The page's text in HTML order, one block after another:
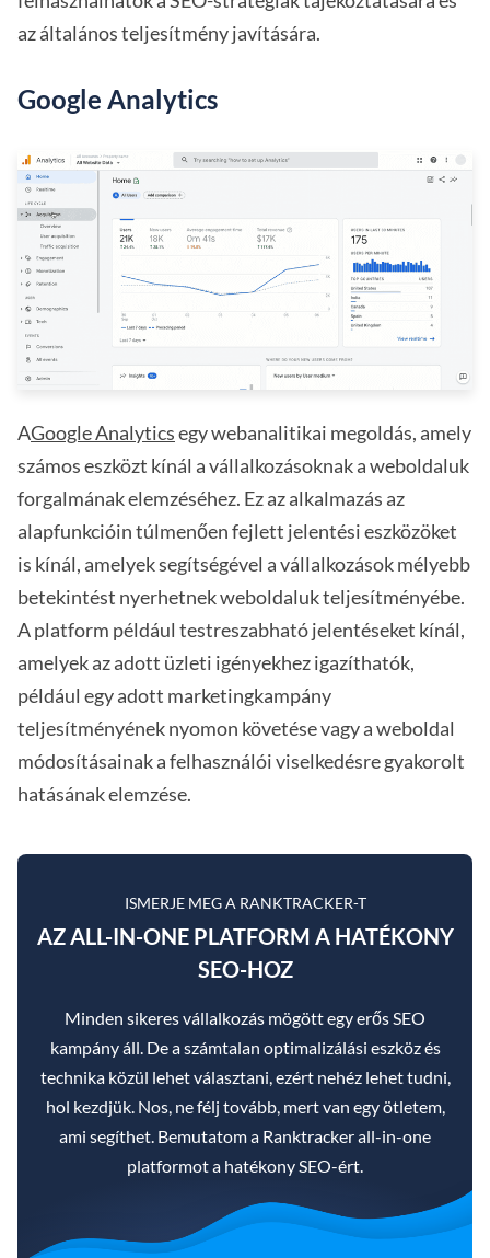
az általános teljesítmény javítására.
Google Analytics
AGoogle Analyticsegy webanalitikai megoldás, amely
számos eszközt kínál a vállalkozásoknak a weboldaluk
forgalmának elemzéséhez. Ez az alkalmazás az
alapfunkcióin túlmenően fejlett jelentési eszközöket
is kínál, amelyek segítségével a vállalkozások mélyebb
betekintést nyerhetnek weboldaluk teljesítményébe.
A platform például testreszabható jelentéseket kínál,
amelyek az adott üzleti igényekhez igazíthatók,
például egy adott marketingkampány
teljesítményének nyomon követése vagy a weboldal
módosításainak a felhasználói viselkedésre gyakorolt
hatásának elemzése.
ISMERJE MEG A RANKTRACKER-T
AZ ALL-IN-ONE PLATFORM A HATÉKONY
SEO-HOZ
Minden sikeres vállalkozás mögött egy erős SEO
kampány áll. De a számtalan optimalizálási eszköz és
technika közül lehet választani, ezért nehéz lehet tudni,
hol kezdjük. Nos, ne félj tovább, mert van egy ötletem,
ami segíthet. Bemutatom a Ranktracker all-in-one
platformot a hatékony SEO-ért.